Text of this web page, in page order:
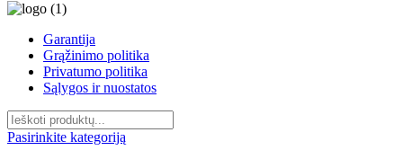
Garantija
Grąžinimo politika
Privatumo politika
Sąlygos ir nuostatos
Pasirinkite kategoriją